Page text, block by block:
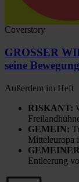
Coverstory
GROSSER
seine
Außerdem im Heft
RISKANT:
GEMEIN:
Mitteleuropa
Entleerung